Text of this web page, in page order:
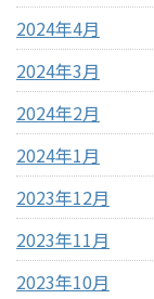
2024年4月
2024年3月
2024年2月
2024年1月
2023年12月
2023年11月
2023年10月